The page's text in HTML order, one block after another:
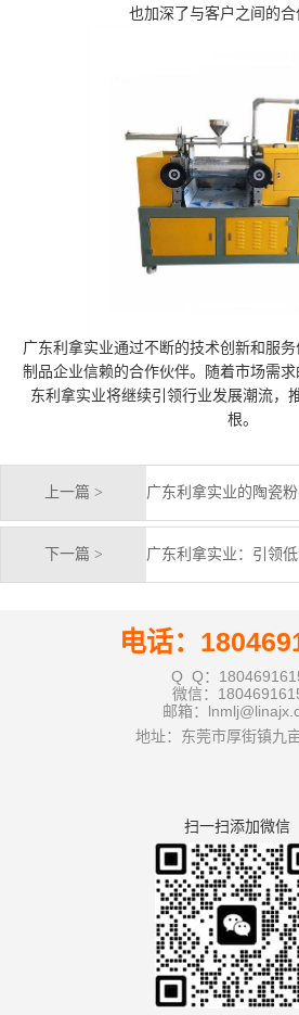
也加深了与客户之间的合
广东利拿实业通过不断的技术创新和服
制品企业信赖的合作伙伴。随着市场需
东利拿实业将继续引领行业发展潮流，
根。
上一篇 >
下一篇 >
电话：
Q Q：
微信：
邮箱：
地址：东莞市厚街镇九
扫一扫添加微信